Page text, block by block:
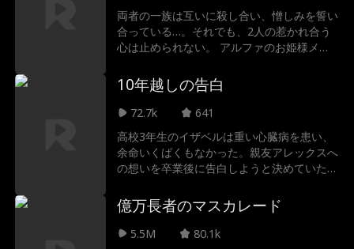
両者の一族は互いに殺し合い、憎しみを誓い
合っている…。それでも、2人の惹かれ合う
心は止められない。 アルファのお姫様メイ
き抜くと決め、入学する。だが、まさか最強
の狼で天敵でもあるサクソン・ブラックムー
アとの運命の絆を結ぶことになるとは予期し
はずのこの狼こそが、唯一彼女を救える存在
かもしれない。
10年越しの告白
72.7k
641
高校3年生のイザベルは重い心臓病を患い、
余命いくばくもなかった。親友アレックスへ
の想いを卒業後に告白しようと決めていた
したアレックスは彼女を避け、クラスのいじ
めすら黙認した。 10年後。アレックスは彼
女が遺した映像を見つける。そこには、すべ
億万長者のマスカレード
5.5M
80.1k